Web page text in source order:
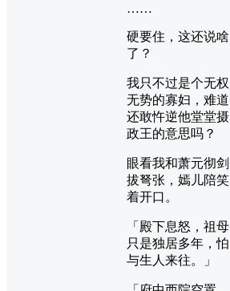
……
硬要住，这还说啥
了？
我只不过是个无权
无势的寡妇，难道
还敢忤逆他堂堂摄
政王的意思吗？
眼看我和萧元彻剑
拔弩张，嫣儿陪笑
着开口。
「殿下息怒，祖母
只是独居多年，怕
与生人来往。」